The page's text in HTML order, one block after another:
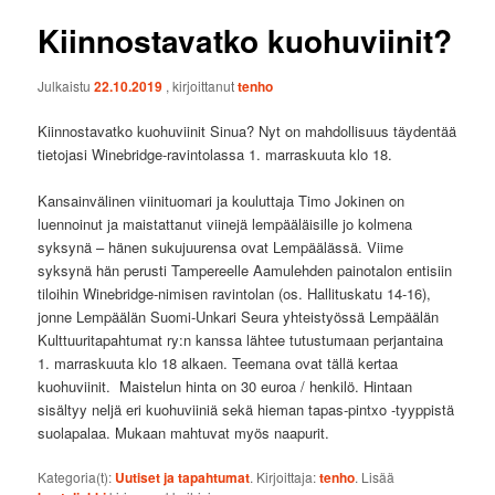
Kiinnostavatko kuohuviinit?
Julkaistu22.10.2019 , kirjoittanuttenho
Kiinnostavatko kuohuviinit Sinua? Nyt on mahdollisuus täydentää
tietojasi Winebridge-ravintolassa 1. marraskuuta klo 18.
Kansainvälinen viinituomari ja kouluttaja Timo Jokinen on
luennoinut ja maistattanut viinejä lempääläisille jo kolmena
syksynä – hänen sukujuurensa ovat Lempäälässä. Viime
syksynä hän perusti Tampereelle Aamulehden painotalon entisiin
tiloihin Winebridge-nimisen ravintolan (os. Hallituskatu 14-16),
jonne Lempäälän Suomi-Unkari Seura yhteistyössä Lempäälän
Kulttuuritapahtumat ry:n kanssa lähtee tutustumaan perjantaina
1. marraskuuta klo 18 alkaen. Teemana ovat tällä kertaa
kuohuviinit. Maistelun hinta on 30 euroa / henkilö. Hintaan
sisältyy neljä eri kuohuviiniä sekä hieman tapas-pintxo -tyyppistä
suolapalaa. Mukaan mahtuvat myös naapurit.
Kategoria(t): Uutiset ja tapahtumat. Kirjoittaja:tenho. Lisää